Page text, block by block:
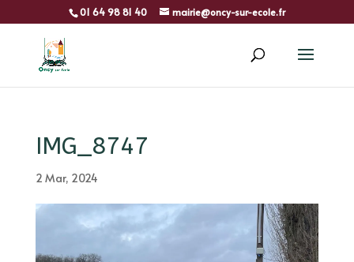
01 64 98 81 40 mairie@oncy-sur-ecole.fr
IMG_8747
2 Mar, 2024